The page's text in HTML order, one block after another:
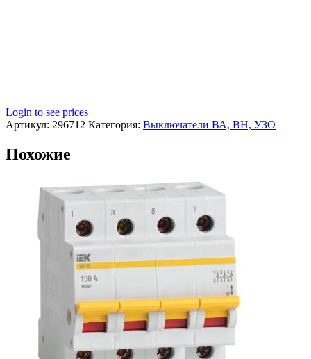
Login to see prices
Артикул: 296712 Категория: Выключатели ВА, ВН, УЗО
Похожие